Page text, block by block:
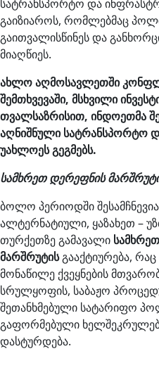
სატრანსპორტო და
გაიზიაროს, რომლებმაც
გაითვალისწინეს და
მიაღწიეს.
ახლოაღმოსავლეთში
შემთხვევაში, მსხვილი
თვალსაზრისით, ინდოეთმა
აღნიშნული სატრანსპორტო
უახლოეს გეგმებს.
სამხრეთ დერეფნის
ბოლო პერიოდში
ალტერნატიული, ყაზახეთ –
თურქეთზე გამავალი
მარშრუტისგააქტიურება,
მონაწილე ქვეყნების
სრულყოფის, საბაჟო
შეთანხმებული სატარიფო
გაფორმებული
დასტურდება.